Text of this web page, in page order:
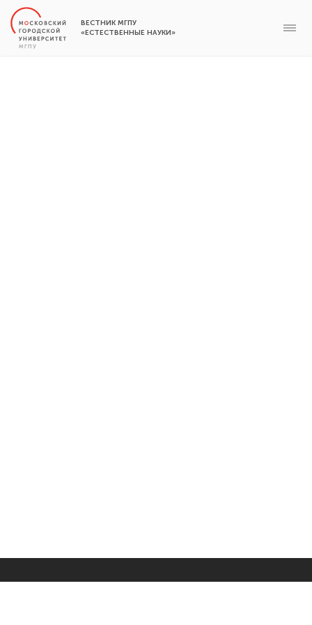
ВЕСТНИК МГПУ
«ЕСТЕСТВЕННЫЕ НАУКИ»